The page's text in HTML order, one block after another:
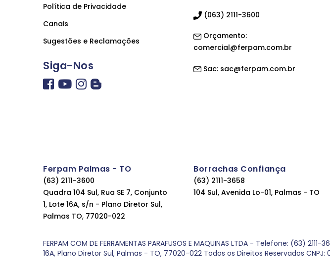
Política de Privacidade
Canais
Sugestões e Reclamações
Siga-Nos
(063) 2111-3600
Orçamento:
comercial@ferpam.com.br
Sac: sac@ferpam.com.br
Ferpam Palmas - TO
(63) 2111-3600
Quadra 104 Sul, Rua SE 7, Conjunto
1, Lote 16A, s/n - Plano Diretor Sul,
Palmas TO, 77020-022
Borrachas Confiança
(63) 2111-3658
104 Sul, Avenida Lo-01, Palmas - TO
FERPAM COM DE FERRAMENTAS PARAFUSOS E MAQUINAS LTDA - Telefone: (63)
16A, Plano Diretor Sul, Palmas - TO, 77020-022 Todos os Direitos Reservados